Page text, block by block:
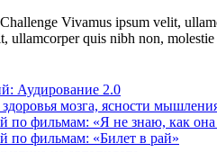
Vivamus ipsum velit,
ullamcorper quis nibh non, molestie
Аудирование 2.0
мозга, ясности
по фильмам: «Я не знаю, как она
по фильмам: «Билет в рай»